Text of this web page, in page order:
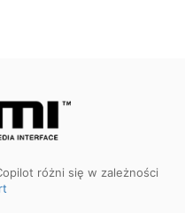
różni się w zależności